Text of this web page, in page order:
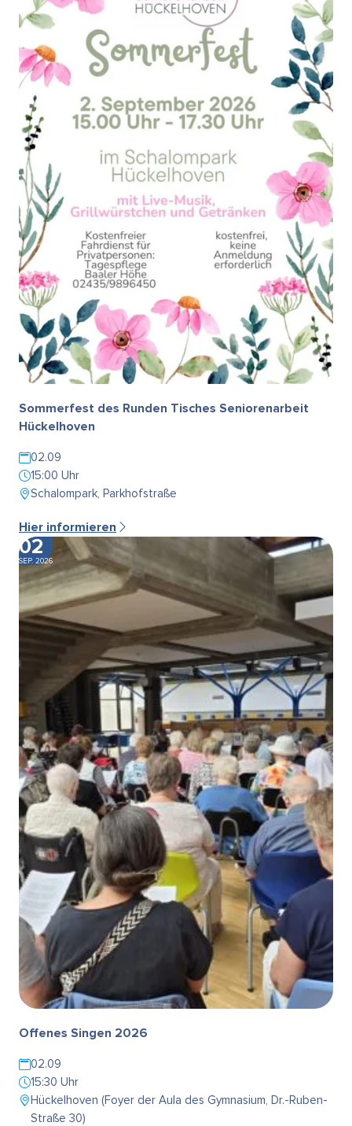
Sommerfest des Runden Tisches Seniorenarbeit
Hückelhoven
02.09
15:00 Uhr
Schalompark, Parkhofstraße
Hier informieren
02
SEP. 2026
Offenes Singen 2026
02.09
15:30 Uhr
Hückelhoven (Foyer der Aula des Gymnasium, Dr.-Ruben-
Straße 30)